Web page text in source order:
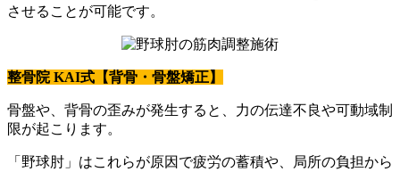
させることが可能です。
整骨院 KAI式【背骨・骨盤矯正】
骨盤や、背骨の歪みが発生すると、力の伝達不良や可動域制
限が起こります。
「野球肘」はこれらが原因で疲労の蓄積や、局所の負担から